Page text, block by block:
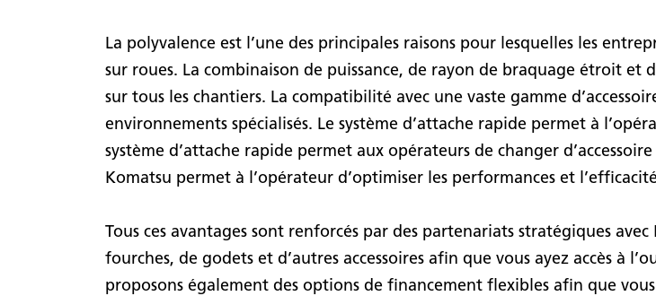
La polyvalence est l’une des principales raisons pour lesquelles les
sur roues. La combinaison de puissance, de rayon de braquage étroit
sur tous les chantiers. La compatibilité avec une vaste gamme
environnements spécialisés. Le système d’attache rapide permet à
système d’attache rapide permet aux opérateurs de changer
Komatsu permet à l’opérateur d’optimiser les performances et
Tous ces avantages sont renforcés par des partenariats stratégiques
fourches, de godets et d’autres accessoires afin que vous ayez accès à
proposons également des options de financement flexibles afin que